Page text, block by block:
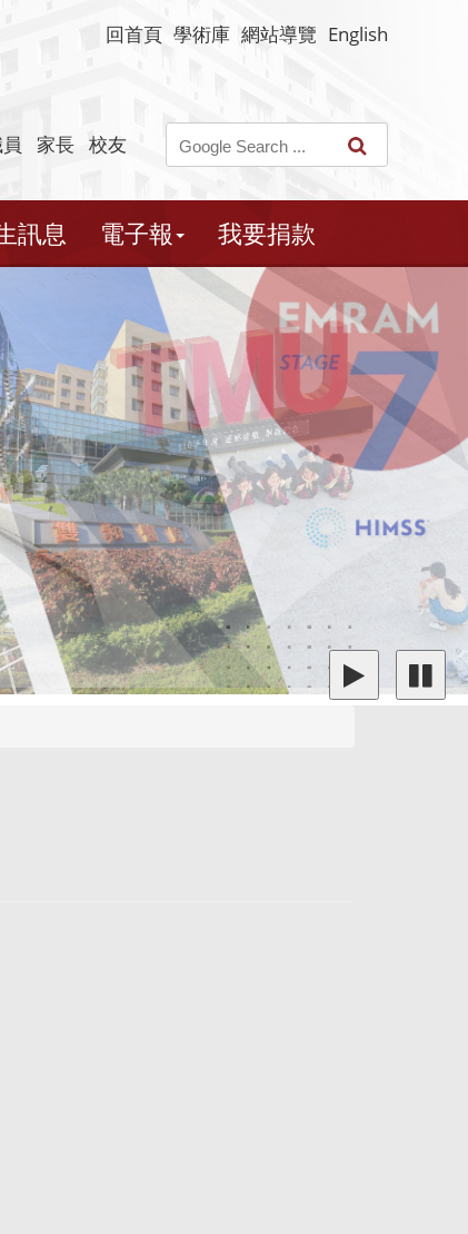
回首頁 學術庫 網站導覽 English
家長 校友
訊息 電子報 我要捐款